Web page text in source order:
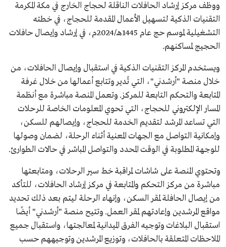
ووظف مركز إرشاد الحافلات الناقلة لحجاج الخارج في مكة المكرمة
التقنيات الذكية لتسهيل الأعمال المقدمة للحجاج، في خطته
التشغيلية لموسم حج عام 1445هـ/2024م، في إرشاد وإيصال حافلات
الحجيج لمساكنهم.
ويستخدم المركز التقنيات الذكية في استقبال وإيصال الحافلات، من
خلال منصة "أرشدني"، التي تُدير وتتابع أعمالها من خلال غرفة
المتابعة والتحكم التابعة للمركز. وتعمل المنصة مباشرة مع أنظمة
المسار الإلكتروني للحجاج، التي تحوي المعلومات الخاصة للرحلات
التي تساعد المرشد لتقديم الخدمة للحجاج، وإيصالهم للسكن،
وإمكانية التواصل مع الجهات المعنية أثناء الرحلة، لضمان وصولها
للوجهة المطلوبة في الوقت المحدد والتواصل المباشر في حالات الطوارئ.
وتحتوي المنصة على شاشات لمراقبة خط سير الرحلات، ومتابعتها
مباشرة من مركز التحكم والمتابعة في مركز إرشاد الحافلات، للتأكد
من إيصال الحافلة لمقر السكن، وإنهاء الرحلة ليتم بعد ذلك تحديد
مواقع المرشدين وإعادتهم لمقر العمل. وتتيح منصة "أرشدني" أيضًا
استقبال البلاغات وتوجيه الفرق الميدانية لمعالجتها، واستقبال جميع
الملاحظات المتعلقة بالحافلات، وتوزيع المرشدين وتوجيههم حسب